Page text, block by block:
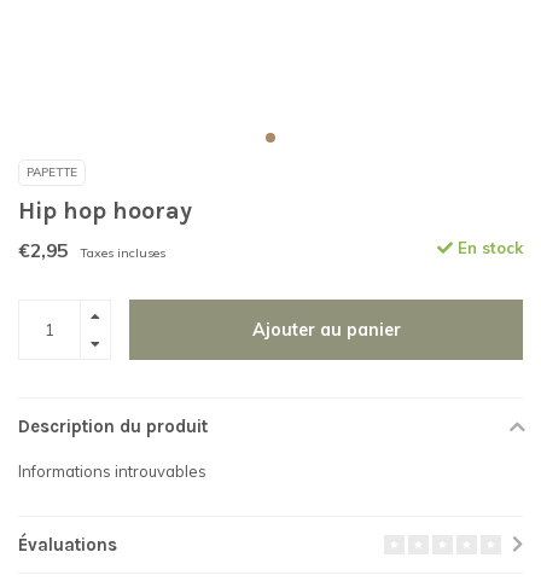
PAPETTE
Hip hop hooray
€2,95 Taxes incluses En stock
Ajouter au panier
Description du produit
Informations introuvables
Évaluations